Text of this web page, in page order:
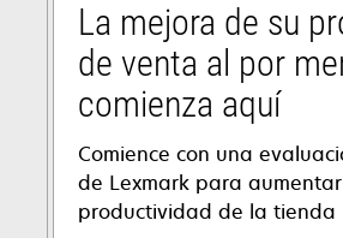
La mejora de su
de venta al por
comienza aquí
Comience con una
de Lexmark para
productividad de la tienda